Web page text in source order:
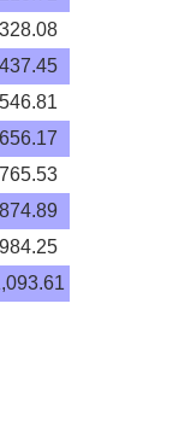
328.08
437.45
546.81
656.17
765.53
874.89
984.25